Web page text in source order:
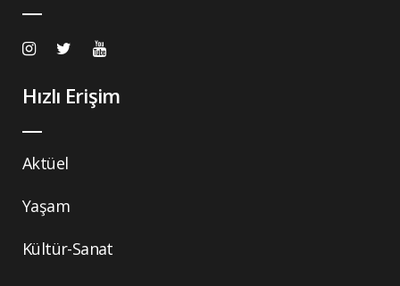
Hızlı Erişim
Aktüel
Yaşam
Kültür-Sanat